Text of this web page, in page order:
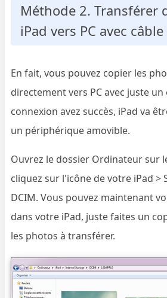
Méthode 2. Transférer
iPad vers PC avec câble
En fait, vous pouvez copier les
directement vers PC avec juste un
connexion avez succès, iPad va
un périphérique amovible.
Ouvrez le dossier Ordinateur sur
cliquez sur l'icône de votre iPad >
DCIM. Vous pouvez maintenant
dans votre iPad, juste faites un
les photos à transférer.